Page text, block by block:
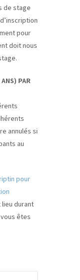
de stage
pour
doit nous
PAR
annulés si
au
pour
durant
êtes